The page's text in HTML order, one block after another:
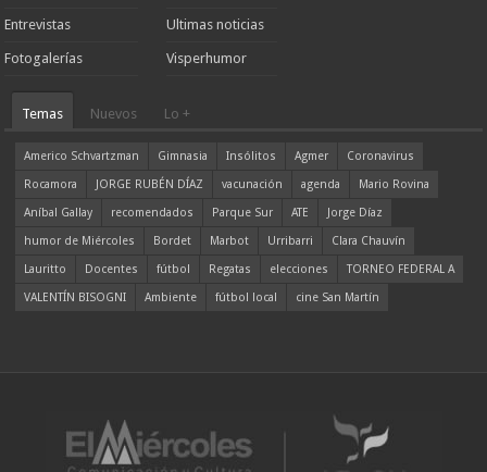
Entrevistas
Fotogalerías
Ultimas noticias
Visperhumor
Temas Nuevos Lo +
Americo Schvartzman Gimnasia Insólitos Agmer
Coronavirus
Rocamora
JORGE RUBÉN DÍAZ vacunación agenda
Mario Rovina
Aníbal Gallay
recomendados Parque Sur ATE
Jorge Díaz
humor de Miércoles
Bordet Marbot Urribarri
Clara Chauvín
Lauritto
Docentes fútbol Regatas elecciones
TORNEO FEDERAL A
VALENTÍN BISOGNI
Ambiente fútbol local cine San Martín